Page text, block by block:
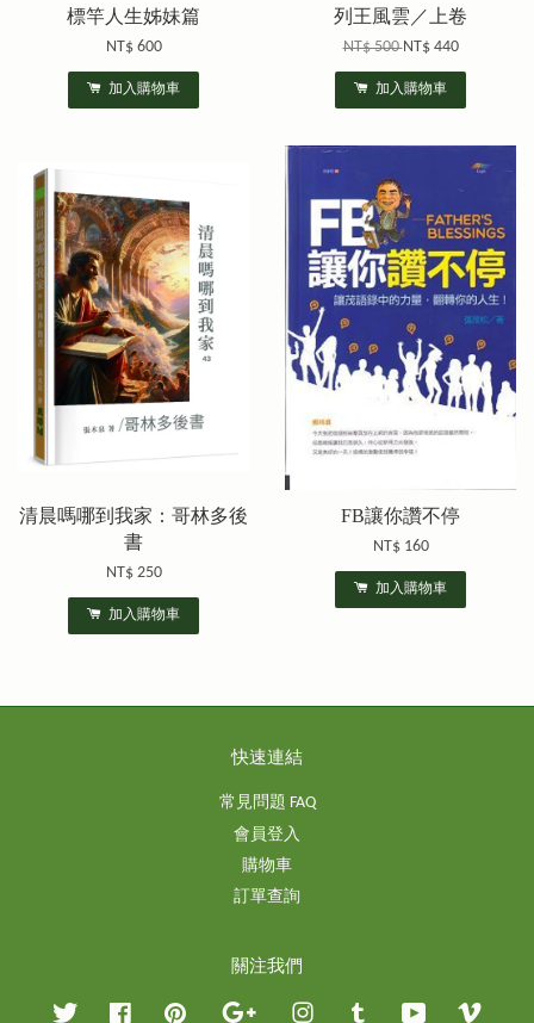
標竿人生姊妹篇
NT$ 600
加入購物車
列王風雲／上卷
NT$ 500NT$ 440
加入購物車
清晨嗎哪到我家：哥林多後
書
NT$ 250
加入購物車
FB讓你讚不停
NT$ 160
加入購物車
快速連結
常見問題 FAQ
會員登入
購物車
訂單查詢
關注我們
Twitter Facebook Pinterest Google InstagramTumblr YouTube